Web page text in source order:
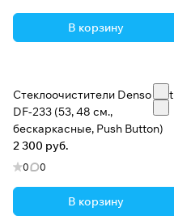
В корзину
Стеклоочистители Denso Flat
DF-233 (53, 48 см.,
бескаркасные, Push Button)
2 300 руб.
0 0
В корзину